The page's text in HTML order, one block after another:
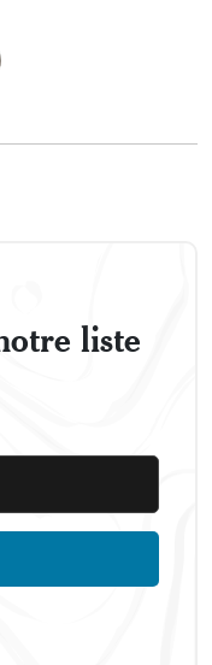
liste